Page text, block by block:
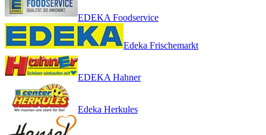
EDEKA Foodservice
Edeka Frischemarkt
EDEKA Hahner
Edeka Herkules